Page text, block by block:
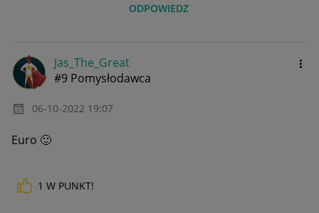
ODPOWIEDZ
Jas_The_Great
#9 Pomysłodawca
‎06-10-2022 19:07
Euro 🙂
1 W PUNKT!